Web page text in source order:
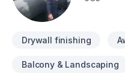
pour garantir des résultats
votre projet à une équipe
Drywall finishing
Balcony & Landscaping